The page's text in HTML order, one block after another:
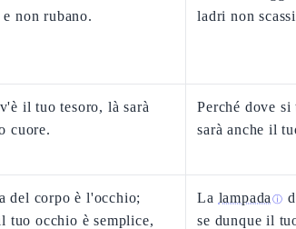
e non rubano.
ladri non
il tuo tesoro, là sarà
cuore.
Perché dove
sarà anche il
del corpo è l'occhio;
tuo occhio è semplice,
La lampada ⓘ
se dunque il